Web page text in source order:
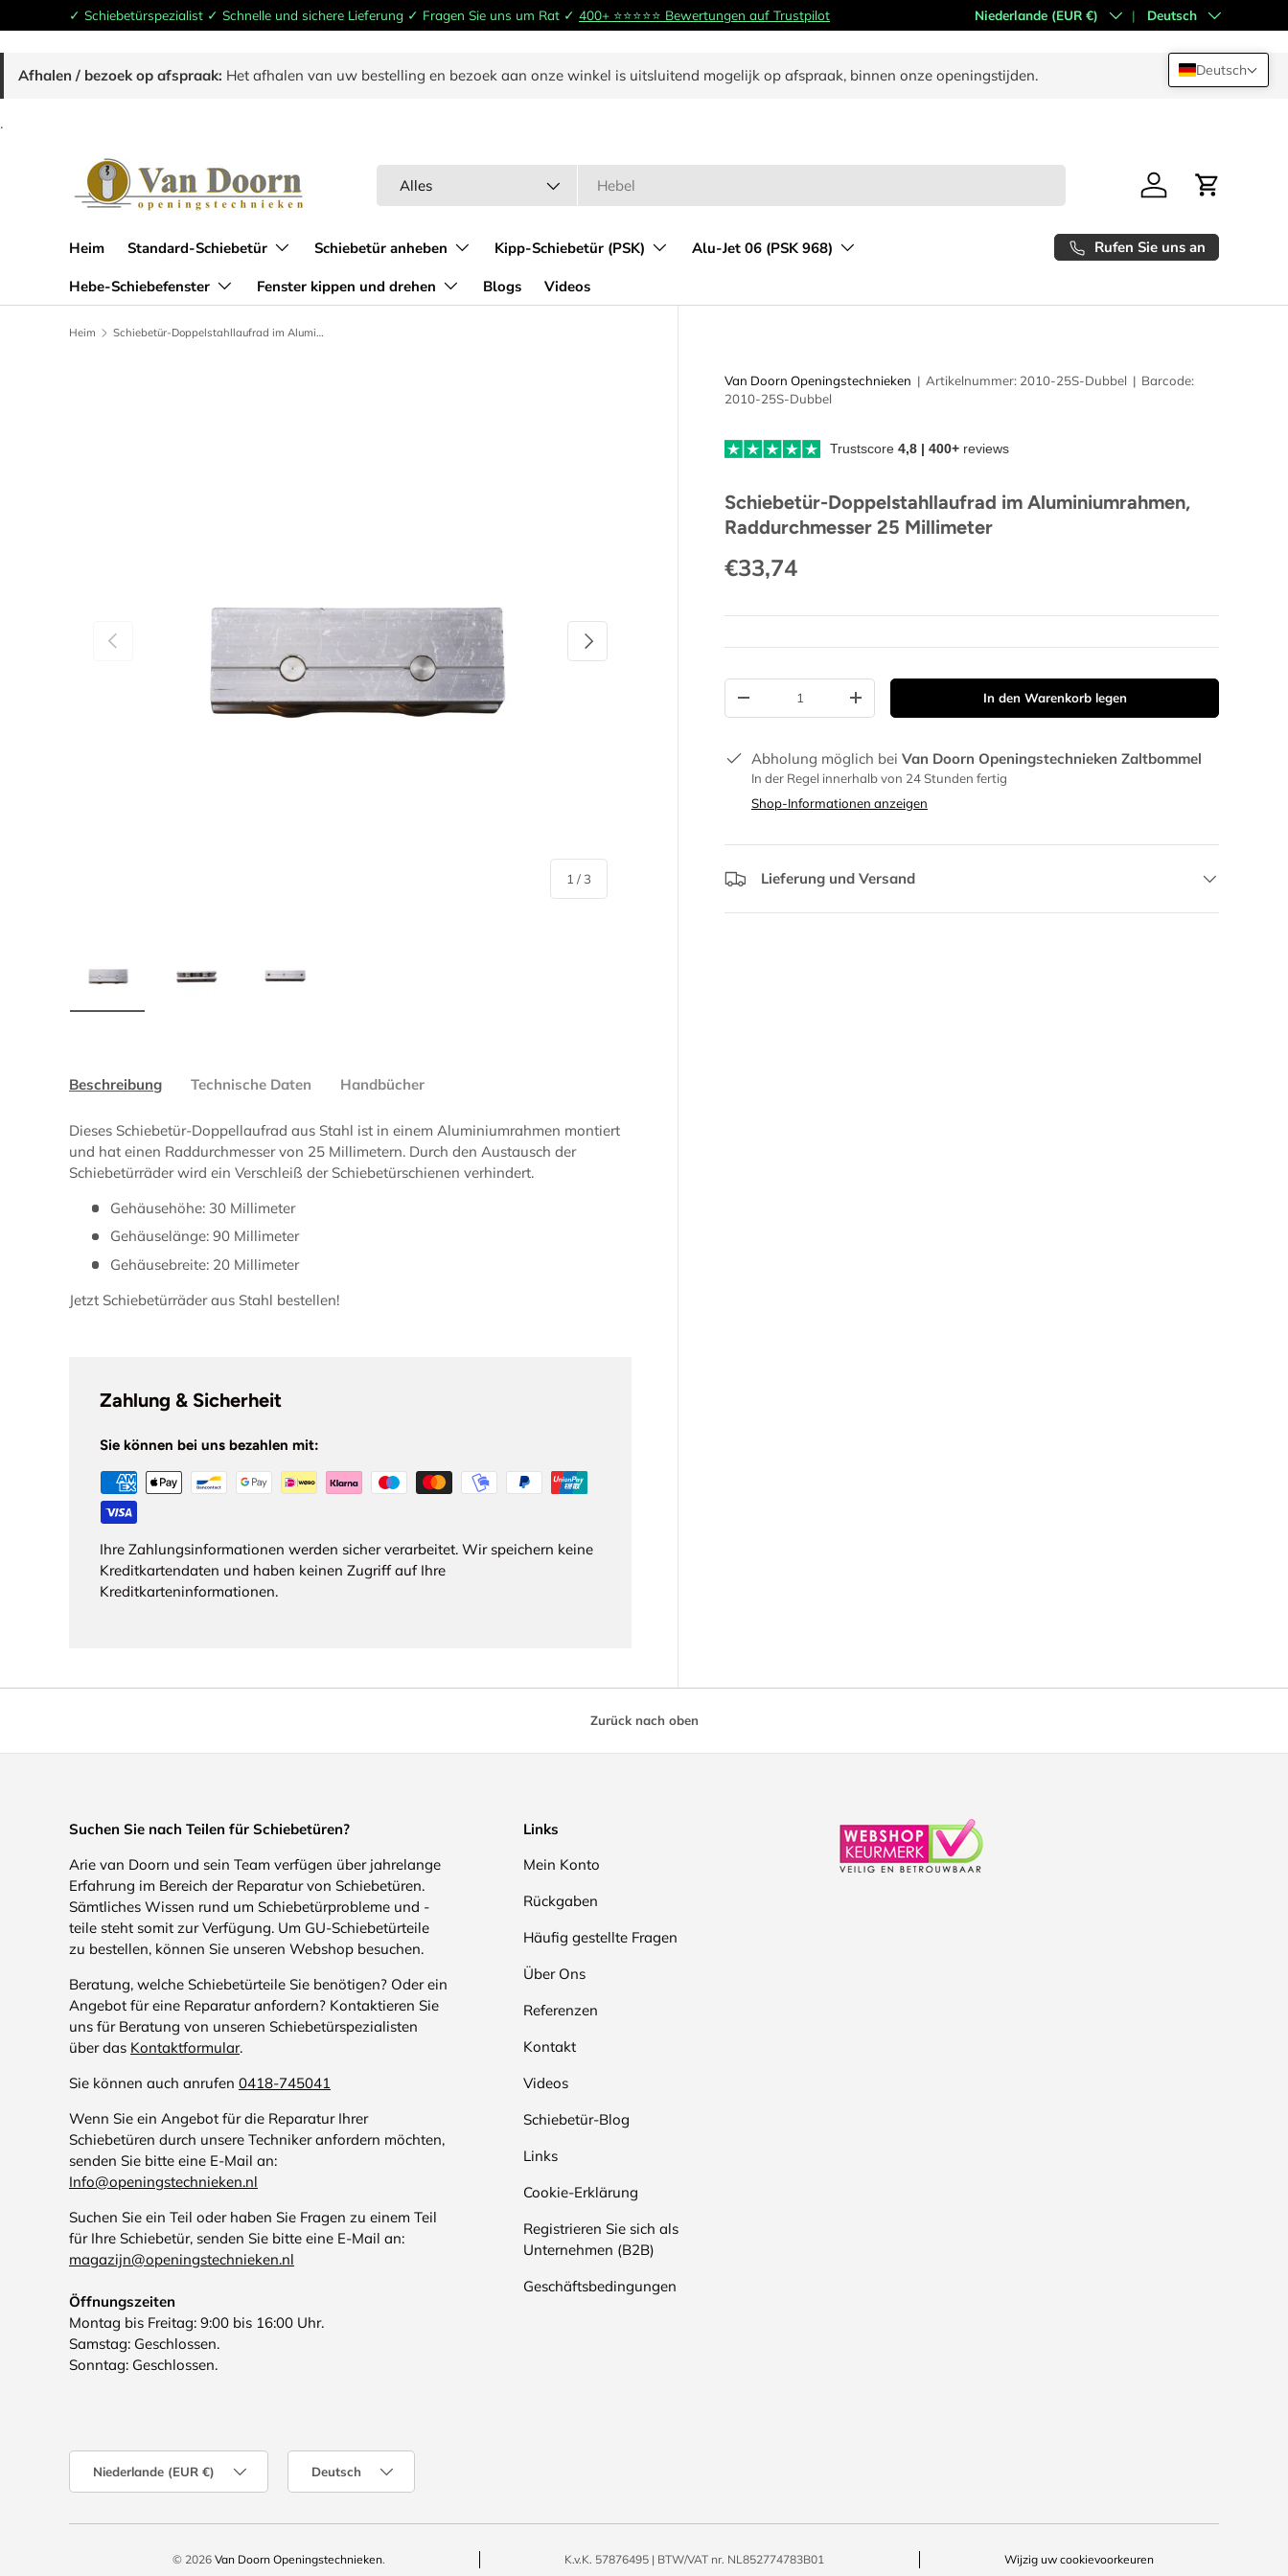
Zum Inhalt springen
✓ Schiebetürspezialist ✓ Schnelle und sichere Lieferung ✓ Fragen Sie uns um Rat ✓ 400+ ⭐️⭐️⭐️⭐️⭐️ Bewertungen auf Trustpilot Land/Region
Niederlande (EUR €) SpracheDeutsch
Afhalen / bezoek op afspraak: Het afhalen van uw bestelling en bezoek aan onze winkel is uitsluitend mogelijk op afspraak, binnen onze openingstijden.
.
Alles Anmeldung
Heim Standard-Schiebetür Schiebetür anheben Kipp-Schiebetür (PSK)
Alu-Jet 06 (PSK 968)
Hebe-Schiebefenster
Fenster kippen und drehen Blogs Videos
Rufen Sie uns an
Heim Schiebetür-Doppelstahllaufrad im Aluminiumrahmen, Raddurchmesser 25 Millimeter
Vorherige
1 / von
3
Nächster
Van Doorn Openingstechnieken | Artikelnummer: 2010-25S-Dubbel | Barcode:
2010-25S-Dubbel
Trustscore 4,8 | 400+ reviews
Schiebetür-Doppelstahllaufrad im Aluminiumrahmen,
Raddurchmesser 25 Millimeter
€33,74
-
+ In den Warenkorb legen
Abholung möglich bei Van Doorn Openingstechnieken Zaltbommel
In der Regel innerhalb von 24 Stunden fertig
Shop-Informationen anzeigen
Lieferung und Versand
Beschreibung Technische Daten Handbücher
Dieses Schiebetür-Doppellaufrad aus Stahl ist in einem Aluminiumrahmen montiert
und hat einen Raddurchmesser von 25 Millimetern. Durch den Austausch der
Schiebetürräder wird ein Verschleiß der Schiebetürschienen verhindert.
Gehäusehöhe: 30 Millimeter
Gehäuselänge: 90 Millimeter
Gehäusebreite: 20 Millimeter
Jetzt Schiebetürräder aus Stahl bestellen!
Zahlung & Sicherheit
Sie können bei uns bezahlen mit:
Ihre Zahlungsinformationen werden sicher verarbeitet. Wir speichern keine
Kreditkartendaten und haben keinen Zugriff auf Ihre
Kreditkarteninformationen.
Zurück nach oben
Suchen Sie nach Teilen für Schiebetüren?
Arie van Doorn und sein Team verfügen über jahrelange
Erfahrung im Bereich der Reparatur von Schiebetüren.
Sämtliches Wissen rund um Schiebetürprobleme und -
teile steht somit zur Verfügung. Um GU-Schiebetürteile
zu bestellen, können Sie unseren Webshop besuchen.
Beratung, welche Schiebetürteile Sie benötigen? Oder ein
Angebot für eine Reparatur anfordern? Kontaktieren Sie
uns für Beratung von unseren Schiebetürspezialisten
über das Kontaktformular.
Sie können auch anrufen 0418-745041
Wenn Sie ein Angebot für die Reparatur Ihrer
Schiebetüren durch unsere Techniker anfordern möchten,
senden Sie bitte eine E-Mail an:
Info@openingstechnieken.nl
Suchen Sie ein Teil oder haben Sie Fragen zu einem Teil
für Ihre Schiebetür, senden Sie bitte eine E-Mail an:
magazijn@openingstechnieken.nl
Öffnungszeiten
Montag bis Freitag: 9:00 bis 16:00 Uhr.
Samstag: Geschlossen.
Sonntag: Geschlossen.
Links
Mein Konto
Rückgaben
Häufig gestellte Fragen
Über Ons
Referenzen
Kontakt
Videos
Schiebetür-Blog
Links
Cookie-Erklärung
Registrieren Sie sich als
Unternehmen (B2B)
Geschäftsbedingungen
Niederlande (EUR €) Deutsch
© 2026Van Doorn Openingstechnieken. K.v.K. 57876495 | BTW/VAT nr. NL852774783B01 Wijzig uw cookievoorkeuren
Deutsch